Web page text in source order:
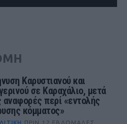
Καρυστιανού και
σε Καραχάλιο, μετά
αναφορές περί «εντολής
κόμματος»